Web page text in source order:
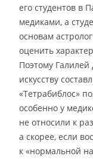
его студентов в
медиками, а
основам
оценить
Поэтому Галилей
искусству
«Тетрабиблос»
особенно у
не относили к
а скорее, если
к «нормальной